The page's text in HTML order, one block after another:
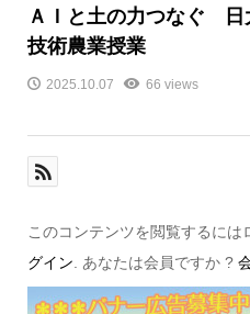
ＡＩと土の力つなぐ
技術農業授業
2025.10.07 66 views
このコンテンツを閲覧するに
グイン . あなたは会員ですか ?